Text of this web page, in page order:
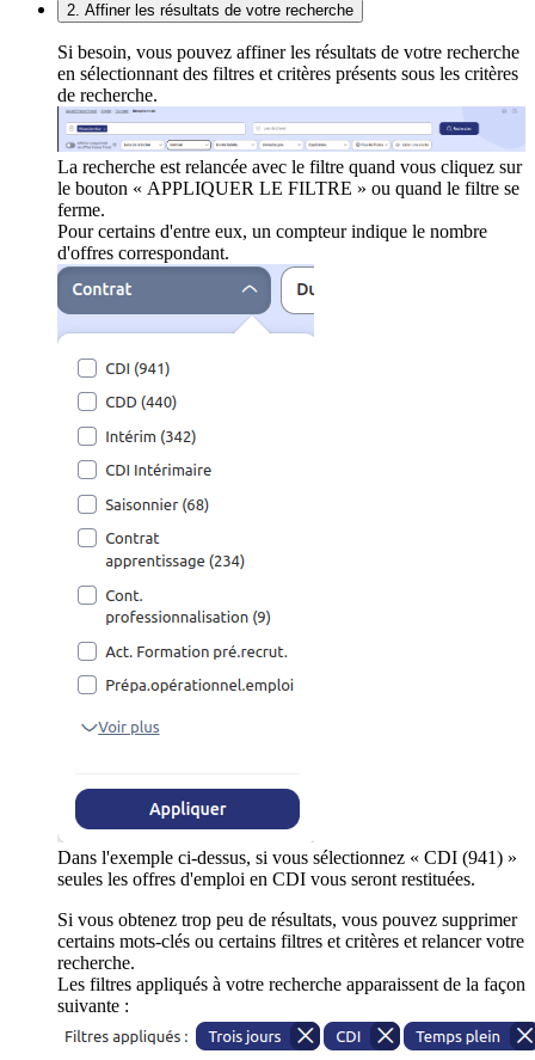
2. Affiner les résultats de votre recherche
Si besoin, vous pouvez affiner les résultats de votre recherche
en sélectionnant des filtres et critères présents sous les critères
de recherche.
La recherche est relancée avec le filtre quand vous cliquez sur
le bouton « APPLIQUER LE FILTRE » ou quand le filtre se
ferme.
Pour certains d'entre eux, un compteur indique le nombre
d'offres correspondant.
Dans l'exemple ci-dessus, si vous sélectionnez « CDI (941) »
seules les offres d'emploi en CDI vous seront restituées.
Si vous obtenez trop peu de résultats, vous pouvez supprimer
certains mots-clés ou certains filtres et critères et relancer votre
recherche.
Les filtres appliqués à votre recherche apparaissent de la façon
suivante :